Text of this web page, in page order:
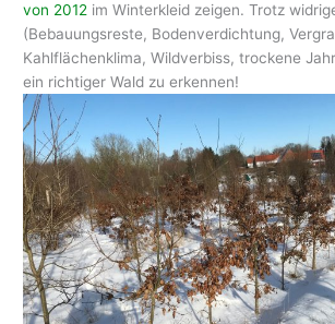
von 2012 im Winterkleid zeigen. Trotz
(Bebauungsreste, Bodenverdichtung,
Kahlflächenklima, Wildverbiss, trockene
ein richtiger Wald zu erkennen!